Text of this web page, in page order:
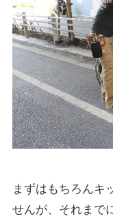
まずはもちろんキ
せんが、それまで